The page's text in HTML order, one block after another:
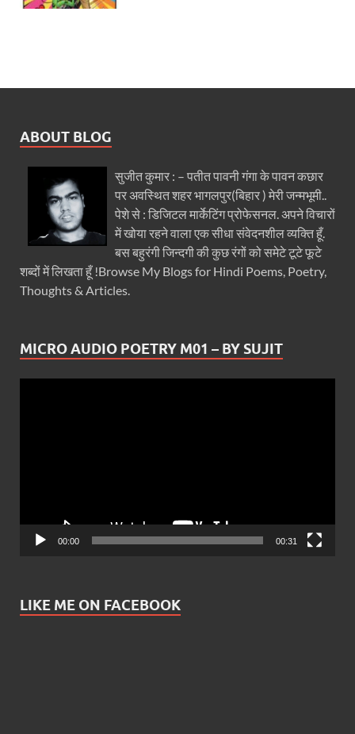
ABOUT BLOG
सुजीत कुमार : – पतीत पावनी गंगा के पावन कछार
पर अवस्थित शहर भागलपुर(बिहार ) मेरी जन्मभूमी..
पेशे से : डिजिटल मार्केटिंग प्रोफेसनल. अपने विचारों
में खोया रहने वाला एक सीधा संवेदनशील व्यक्ति हूँ.
बस बहुरंगी जिन्दगी की कुछ रंगों को समेटे टूटे फूटे
शब्दों में लिखता हूँ !Browse My Blogs for Hindi Poems, Poetry,
Thoughts & Articles.
MICRO AUDIO POETRY M01 – BY SUJIT
00:00 00:31
LIKE ME ON FACEBOOK